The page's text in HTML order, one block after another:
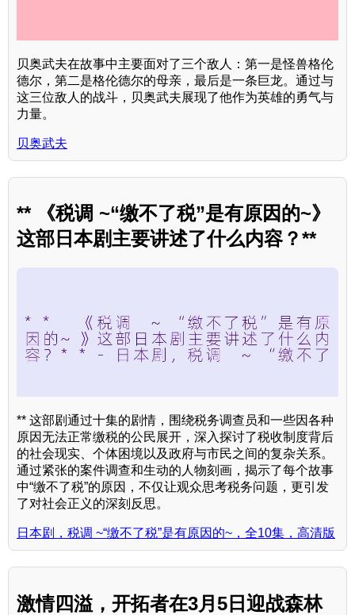
贝奥武夫在故事中主要面对了三个敌人：第一是怪兽格伦
德尔，第二是格伦德尔的母亲，最后是一条巨龙。通过与
这三位敌人的战斗，贝奥武夫展现了他作为英雄的勇气与
力量。
贝奥武夫
** 《税调 ~“缴不了税”是有原因的~》
这部日本剧主要讲述了什么内容？**
** 这部剧通过十集的剧情，围绕税务调查员和一些因各种
原因无法正常缴税的公民展开，深入探讨了税收制度背后
的社会现实、个体困境以及政府与市民之间的复杂关系。
通过紧张的案件调查和生动的人物刻画，揭示了每个故事
中“缴不了税”的原因，不仅让观众思考税务问题，更引发
了对社会正义的深刻反思。
日本剧，税调 ~“缴不了税”是有原因的~，全10集，高清版
激情四溢，开拓者在3月5日迎战森林